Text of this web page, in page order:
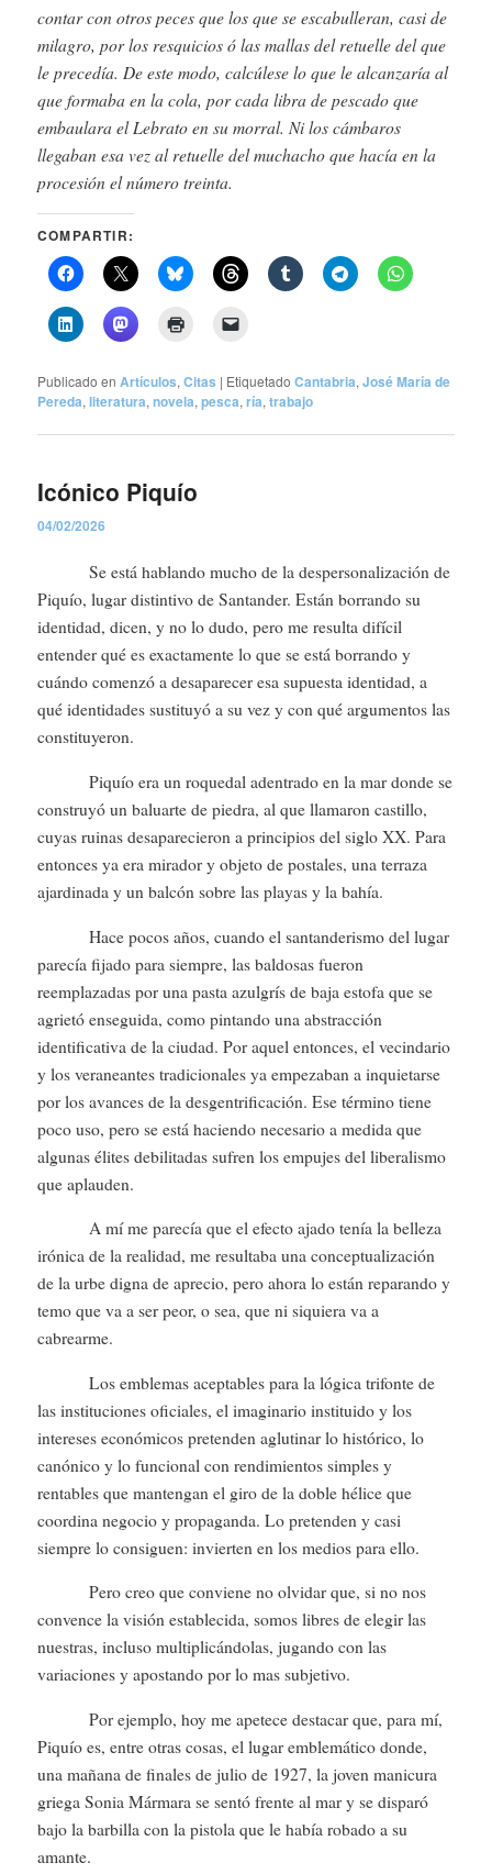
contar con otros peces que los que se escabulleran, casi de
milagro, por los resquicios ó las mallas del retuelle del que
le precedía. De este modo, calcúlese lo que le alcanzaría al
que formaba en la cola, por cada libra de pescado que
embaulara el Lebrato en su morral. Ni los cámbaros
llegaban esa vez al retuelle del muchacho que hacía en la
procesión el número treinta.
COMPARTIR:
Publicado en Artículos,Citas | Etiquetado Cantabria,José María de
Pereda,literatura,novela,pesca,ría,trabajo
Icónico Piquío
04/02/2026
Se está hablando mucho de la despersonalización de
Piquío, lugar distintivo de Santander. Están borrando su
identidad, dicen, y no lo dudo, pero me resulta difícil
entender qué es exactamente lo que se está borrando y
cuándo comenzó a desaparecer esa supuesta identidad, a
qué identidades sustituyó a su vez y con qué argumentos las
constituyeron.
Piquío era un roquedal adentrado en la mar donde se
construyó un baluarte de piedra, al que llamaron castillo,
cuyas ruinas desaparecieron a principios del siglo XX. Para
entonces ya era mirador y objeto de postales, una terraza
ajardinada y un balcón sobre las playas y la bahía.
Hace pocos años, cuando el santanderismo del lugar
parecía fijado para siempre, las baldosas fueron
reemplazadas por una pasta azulgrís de baja estofa que se
agrietó enseguida, como pintando una abstracción
identificativa de la ciudad. Por aquel entonces, el vecindario
y los veraneantes tradicionales ya empezaban a inquietarse
por los avances de la desgentrificación. Ese término tiene
poco uso, pero se está haciendo necesario a medida que
algunas élites debilitadas sufren los empujes del liberalismo
que aplauden.
A mí me parecía que el efecto ajado tenía la belleza
irónica de la realidad, me resultaba una conceptualización
de la urbe digna de aprecio, pero ahora lo están reparando y
temo que va a ser peor, o sea, que ni siquiera va a
cabrearme.
Los emblemas aceptables para la lógica trifonte de
las instituciones oficiales, el imaginario instituido y los
intereses económicos pretenden aglutinar lo histórico, lo
canónico y lo funcional conrendimientos simples y
rentables que mantengan el giro de la doble hélice que
coordina negocio y propaganda. Lo pretenden y casi
siempre lo consiguen: invierten en los medios para ello.
Pero creo que conviene no olvidar que, si no nos
convence la visión establecida, somos libres de elegir las
nuestras, incluso multiplicándolas, jugando con las
variaciones y apostando por lo mas subjetivo.
Por ejemplo, hoy me apetece destacar que, para mí,
Piquío es, entre otras cosas, el lugar emblemático donde,
una mañana de finales de julio de 1927, la joven manicura
griega Sonia Mármara se sentó frente al mar y se disparó
bajo la barbilla con la pistola que le había robado a su
amante.